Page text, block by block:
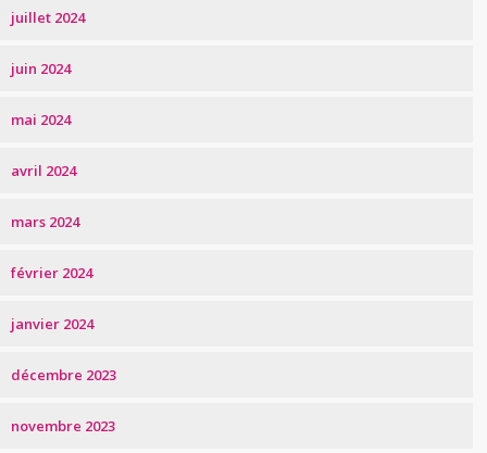
juillet 2024
juin 2024
mai 2024
avril 2024
mars 2024
février 2024
janvier 2024
décembre 2023
novembre 2023